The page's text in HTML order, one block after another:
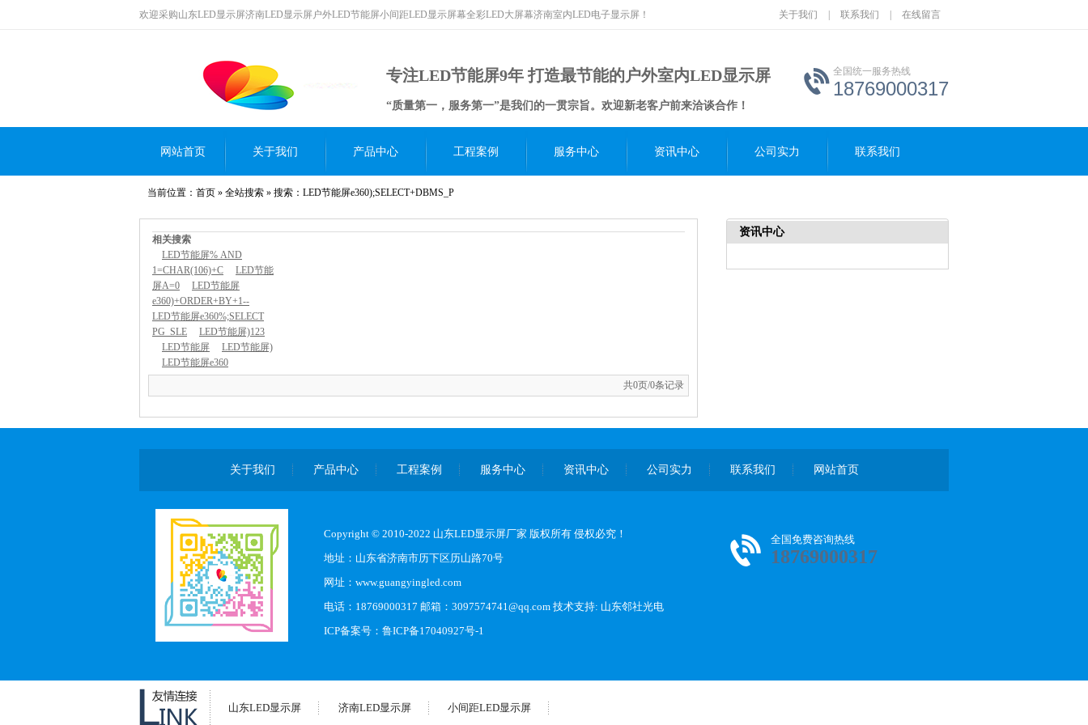
欢迎采购山东LED显示屏济南LED显示屏户外LED节能屏小间距LED显示屏幕全彩LED大屏幕济南室内LED电子显示屏！ 关于我们 联系我们 在线留言
专注LED节能屏9年 打造最节能的户外室内LED显示屏
“质量第一，服务第一”是我们的一贯宗旨。欢迎新老客户前来洽谈合作！
全国统一服务热线
18769000317
网站首页 关于我们 产品中心 工程案例 服务中心 资讯中心 公司实力 联系我们
当前位置： 首页 » 全站搜索 » 搜索：LED节能屏e360);SELECT+DBMS_P
相关搜索
LED节能屏% AND
1=CHAR(106)+C
LED节能
屏A=0
LED节能屏
e360)+ORDER+BY+1--
LED节能屏e360%;SELECT
PG_SLE
LED节能屏)123
LED节能屏
LED节能屏)
LED节能屏e360
共0页/0条记录
资讯中心
关于我们 产品中心 工程案例 服务中心 资讯中心 公司实力 联系我们 网站首页
Copyright © 2010-2022 山东LED显示屏厂家 版权所有 侵权必究！
地址：山东省济南市历下区历山路70号
网址：www.guangyingled.com
电话：18769000317 邮箱：3097574741@qq.com 技术支持: 山东邻社光电
ICP备案号： 鲁ICP备17040927号-1
全国免费咨询热线
18769000317
山东LED显示屏 济南LED显示屏 小间距LED显示屏